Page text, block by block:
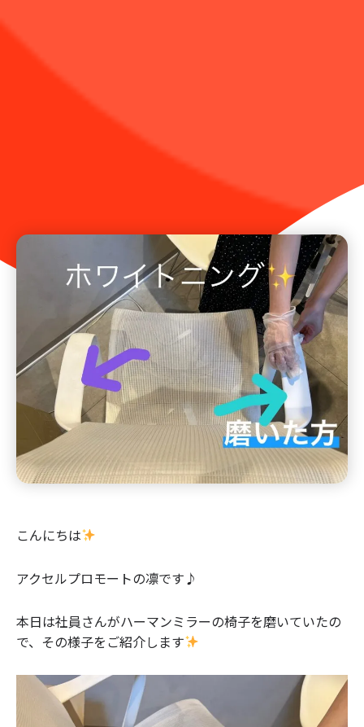
こんにちは
アクセルプロモートの凛です♪
本日は社員さんがハーマンミラーの椅子を磨いていたの
で、その様子をご紹介します